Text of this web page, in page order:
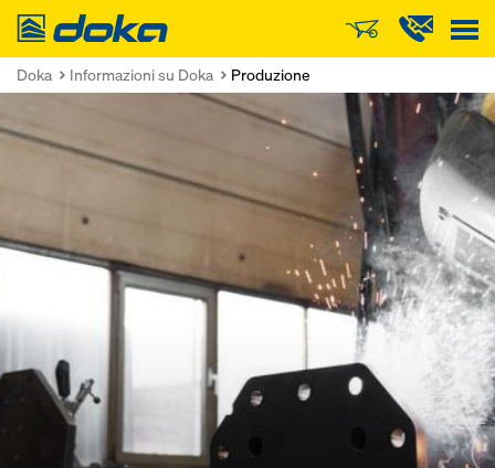
Doka
Doka Informazioni su Doka Produzione